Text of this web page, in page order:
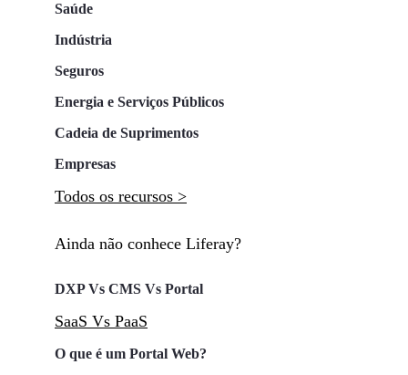
Saúde
Indústria
Seguros
Energia e Serviços Públicos
Cadeia de Suprimentos
Empresas
Todos os recursos >
Ainda não conhece Liferay?
DXP Vs CMS Vs Portal
SaaS Vs PaaS
O que é um Portal Web?